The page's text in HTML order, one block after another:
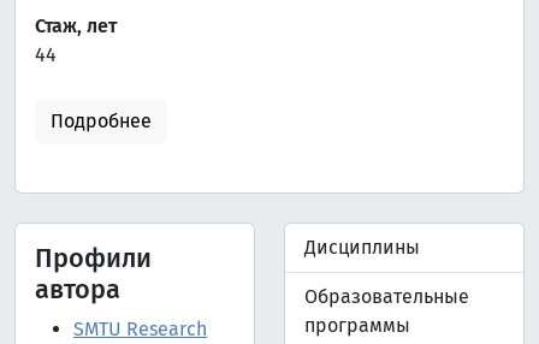
Стаж, лет
44
Подробнее
Профили
автора
SMTU Research
Дисциплины
Образовательные
программы